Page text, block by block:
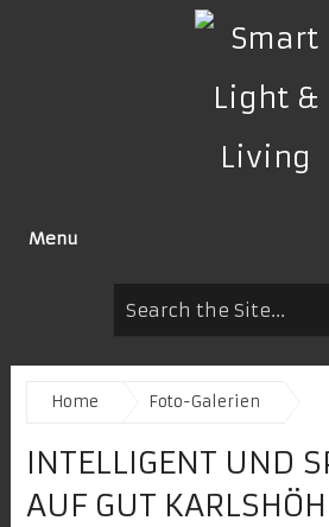
Menu
Home Foto-Galerien
INTELLIGENT UND
AUF GUT